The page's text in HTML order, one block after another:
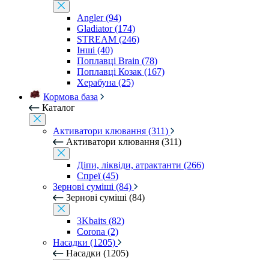
Angler (94)
Gladiator (174)
STREAM (246)
Інші (40)
Поплавці Brain (78)
Поплавці Козак (167)
Херабуна (25)
Кормова база
Каталог
Активатори клювання (311)
Активатори клювання (311)
Діпи, ліквіди, атрактанти (266)
Спреї (45)
Зернові суміші (84)
Зернові суміші (84)
3Kbaits (82)
Corona (2)
Насадки (1205)
Насадки (1205)